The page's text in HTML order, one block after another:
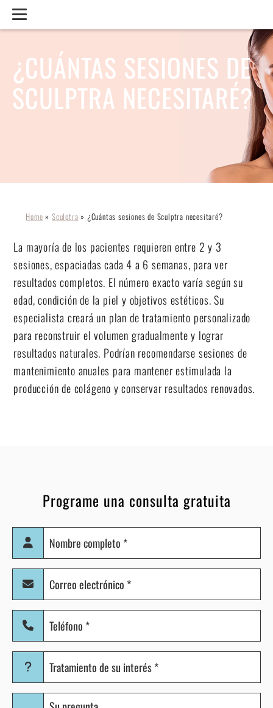
¿CUÁNTAS SESIONES DE
SCULPTRA NECESITARÉ?
Home » Sculptra » ¿Cuántas sesiones de Sculptra necesitaré?
La mayoría de los pacientes requieren entre 2 y 3
sesiones, espaciadas cada 4 a 6 semanas, para ver
resultados completos. El número exacto varía según su
edad, condición de la piel y objetivos estéticos. Su
especialista creará un plan de tratamiento personalizado
para reconstruir el volumen gradualmente y lograr
resultados naturales. Podrían recomendarse sesiones de
mantenimiento anuales para mantener estimulada la
producción de colágeno y conservar resultados renovados.
Programe una consulta gratuita
Nombre
completo
(Obligatorio)
Correo
electrónico
(Obligatorio)
Teléfono
(Obligatorio)
Tratamiento
su
Pregunta